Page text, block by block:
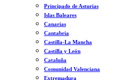
Principado de Asturias
Islas Baleares
Canarias
Cantabria
Castilla-La Mancha
Castilla y León
Cataluña
Comunidad Valenciana
Extremadura